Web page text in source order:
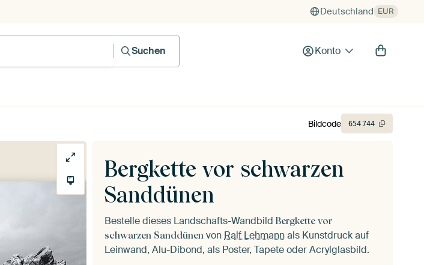
Deutschland EUR
Suchen
Konto
Bergkette vor schwarzen
Sanddünen
Bestelle dieses Landschafts-Wandbild Bergkette vor
schwarzen Sanddünen von Ralf Lehmannals Kunstdruck auf
Leinwand, Alu-Dibond, als Poster, Tapete oder Acrylglasbild.
Bildcode 654744